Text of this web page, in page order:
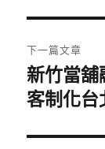
覽
文
章:
下一篇文章
下
一
文
新竹當舖
客制化台